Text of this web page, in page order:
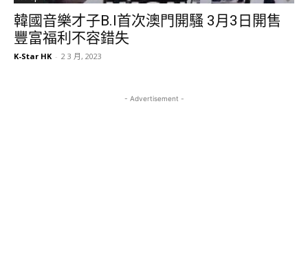
韓國音樂才子B.I首次澳門開騷 3月3日開售
豐富福利不容錯失
K-Star HK - 2 3 月, 2023
- Advertisement -